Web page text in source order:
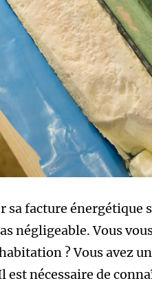
sa facture énergétique
négligeable. Vous
? Vous avez
nécessaire de